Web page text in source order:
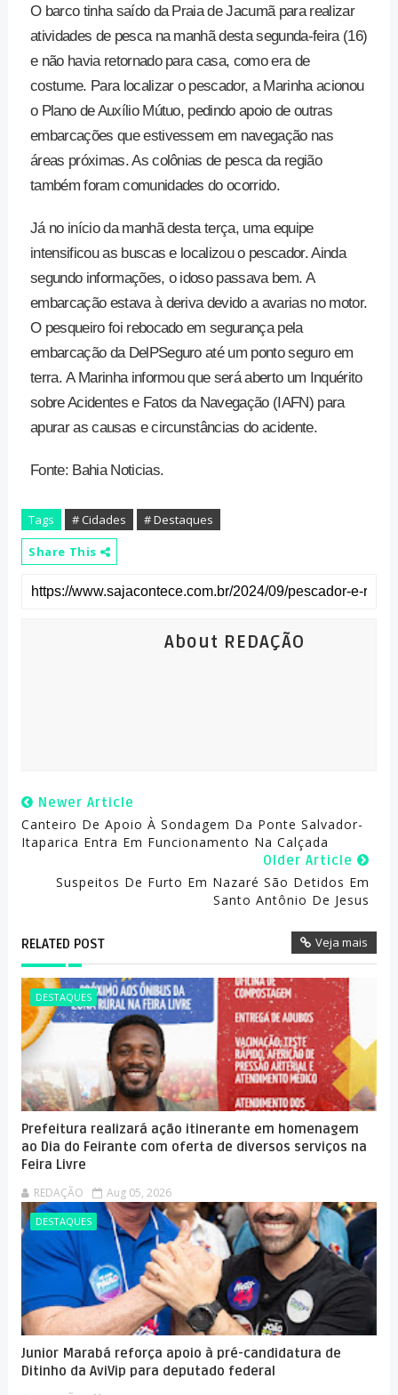
O barco tinha saído da Praia de Jacumã para realizar
atividades de pesca na manhã desta segunda-feira (16)
e não havia retornado para casa, como era de
costume. Para localizar o pescador, a Marinha acionou
o Plano de Auxílio Mútuo, pedindo apoio de outras
embarcações que estivessem em navegação nas
áreas próximas. As colônias de pesca da região
também foram comunidades do ocorrido.
Já no início da manhã desta terça, uma equipe
intensificou as buscas e localizou o pescador. Ainda
segundo informações, o idoso passava bem. A
embarcação estava à deriva devido a avarias no motor.
O pesqueiro foi rebocado em segurança pela
embarcação da DelPSeguro até um ponto seguro em
terra. A Marinha informou que será aberto um Inquérito
sobre Acidentes e Fatos da Navegação (IAFN) para
apurar as causas e circunstâncias do acidente.
Fonte: Bahia Noticias.
Tags # Cidades
# Destaques
Share This
About REDAÇÃO
Newer Article
Canteiro De Apoio À Sondagem Da Ponte Salvador-
Itaparica Entra Em Funcionamento Na Calçada
Older Article
Suspeitos De Furto Em Nazaré São Detidos Em
Santo Antônio De Jesus
RELATED POST Veja mais
DESTAQUES
Prefeitura realizará ação itinerante em homenagem
ao Dia do Feirante com oferta de diversos serviços na
Feira Livre
REDAÇÃO Aug 05, 2026
DESTAQUES
Junior Marabá reforça apoio à pré-candidatura de
Ditinho da AviVip para deputado federal